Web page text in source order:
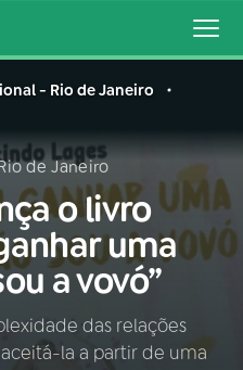
- Rio de Janeiro
de Janeiro
o livro
uma
a vovó”
das relações
la a partir de uma